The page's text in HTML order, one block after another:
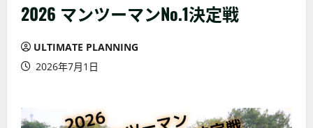
マ
ー
メ
ー
2026 マンツーマンNo.1決定戦
ULTIMATE PLANNING
2026年7月1日